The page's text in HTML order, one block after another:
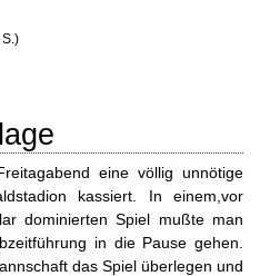
eine völlig unnötige
kassiert. In einem,vor
dominierten Spiel mußte man
in die Pause gehen.
das Spiel überlegen und